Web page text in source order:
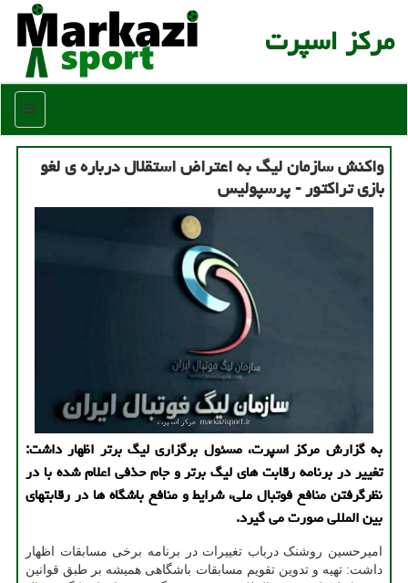
مركز اسپرت
منو
واکنش سازمان لیگ به اعتراض استقلال درباره ی لغو
بازی تراکتور - پرسپولیس
به گزارش مرکز اسپرت، مسئول برگزاری لیگ برتر اظهار داشت:
تغییر در برنامه رقابت های لیگ برتر و جام حذفی اعلام شده با در
نظرگرفتن منافع فوتبال ملی، شرایط و منافع باشگاه ها در رقابتهای
بین المللی صورت می گیرد.
امیرحسین روشنک درباب تغییرات در برنامه برخی مسابقات اظهار
داشت: تهیه و تدوین تقویم مسابقات باشگاهی همیشه بر طبق قوانین